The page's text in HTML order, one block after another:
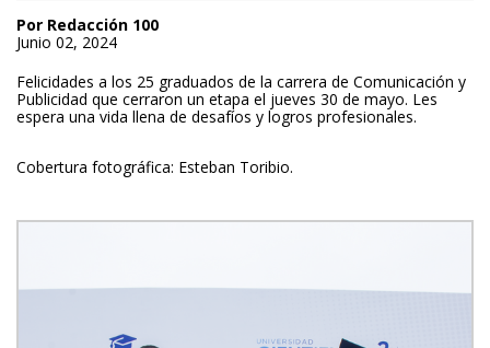
Por Redacción 100
Junio 02, 2024
Felicidades a los 25 graduados de la carrera de Comunicación y
Publicidad que cerraron un etapa el jueves 30 de mayo. Les
espera una vida llena de desafíos y logros profesionales.
Cobertura fotográfica: Esteban Toribio.